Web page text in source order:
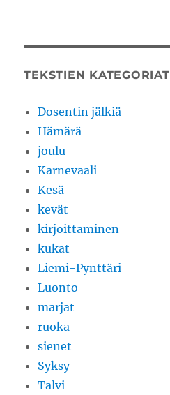
TEKSTIEN KATEGORIAT
Dosentin jälkiä
Hämärä
joulu
Karnevaali
Kesä
kevät
kirjoittaminen
kukat
Liemi-Pynttäri
Luonto
marjat
ruoka
sienet
Syksy
Talvi